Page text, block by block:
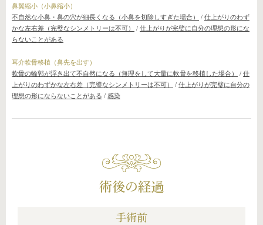
鼻翼縮小（小鼻縮小）
不自然な小鼻・鼻の穴が細長くなる（小鼻を切除しすぎた場合）
/ 仕上がりのわず
かな左右差（完璧なシンメトリーは不可）
/ 仕上がりが完璧に自分の理想の形にな
らないことがある
耳介軟骨移植（鼻先を出す）
軟骨の輪郭が浮き出て不自然になる（無理をして大量に軟骨を移植した場合）
/ 仕
上がりのわずかな左右差（完璧なシンメトリーは不可）
/ 仕上がりが完璧に自分の
理想の形にならないことがある / 感染
術後の経過
手術前